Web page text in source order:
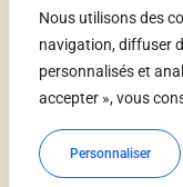
Nous utilisons des
navigation, diffuser
personnalisés et
accepter », vous
Personnaliser
Adhérer